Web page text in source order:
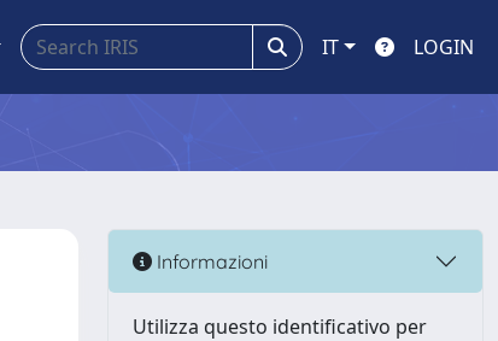
IT LOGIN
Informazioni
Utilizza questo identificativo per